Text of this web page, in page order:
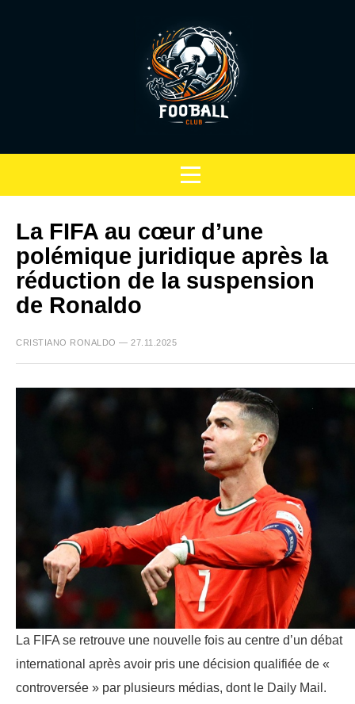
La FIFA au cœur d’une
polémique juridique après la
réduction de la suspension
de Ronaldo
CRISTIANO RONALDO — 27.11.2025
La FIFA se retrouve une nouvelle fois au centre d’un débat
international après avoir pris une décision qualifiée de «
controversée » par plusieurs médias, dont le Daily Mail.